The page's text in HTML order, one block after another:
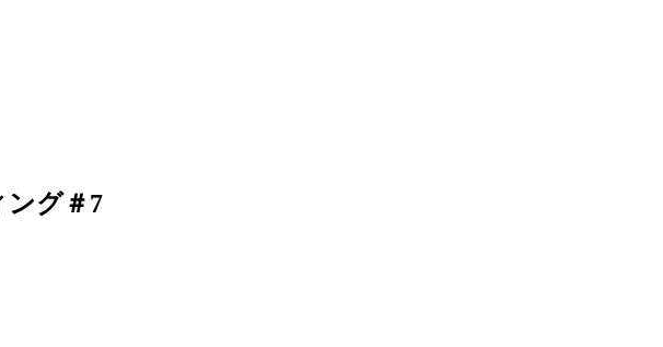
グ＃7